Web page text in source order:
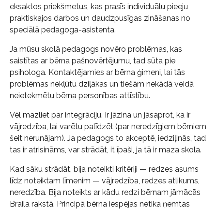
eksaktos priekšmetus, kas prasīs individuālu pieeju
praktiskajos darbos un daudzpusīgas zināšanas no
speciālā pedagoga-asistenta.
Ja mūsu skolā pedagogs novēro problēmas, kas
saistītas ar bērna pašnovērtējumu, tad sūta pie
psihologa. Kontaktējamies ar bērna ģimeni, lai tās
problēmas nekļūtu dziļākas un tiešām nekādā veidā
neietekmētu bērna personības attīstību.
Vēl mazliet par integrāciju. Ir jāzina un jāsaprot, ka ir
vājredzība, lai varētu palīdzēt (par neredzīgiem bērniem
šeit nerunājam). Ja pedagogs to akceptē, iedziļinās, tad
tas ir atrisināms, var strādāt, it īpaši, ja tā ir maza skola.
Kad sāku strādāt, bija noteikti kritēriji — redzes asums
līdz noteiktam līmenim — vājredzība, redzes atlikums,
neredzība. Bija noteikts ar kādu redzi bērnam jāmācās
Braila rakstā. Principā bērna iespējas netika ņemtas